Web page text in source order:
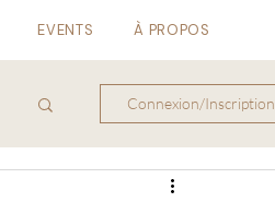
EVENTS À PROPOS
Connexion/Inscription